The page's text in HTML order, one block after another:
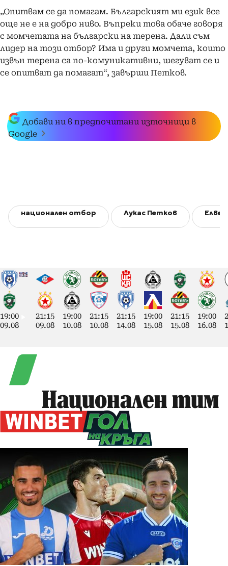
„Опитвам се да помагам. Българският ми език все
още не е на добро ниво. Въпреки това обаче говоря
с момчетата на български на терена. Дали съм
лидер на този отбор? Има и други момчета, които
извън терена са по-комуникативни, шегуват се и
се опитват да помагат“, завърши Петков.
Добави ни в предпочитани източници в
Google
национален отбор Лукас Петков
19:00
09.08
21:15
09.08
19:00
10.08
21:15
10.08
21:15
14.08
19:00
15.08
21:15
15.08
19:00
16.08
Национален тим